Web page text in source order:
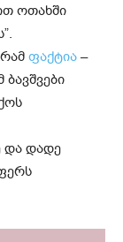
ოთახში
ფაქტია –
და დადე